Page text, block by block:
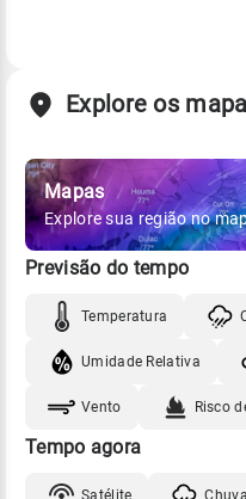
Explore os
Mapas
Explore sua região no
Previsão do tempo
Temperatura
Umidade Relativa
Vento Risco
Tempo agora
Satélite